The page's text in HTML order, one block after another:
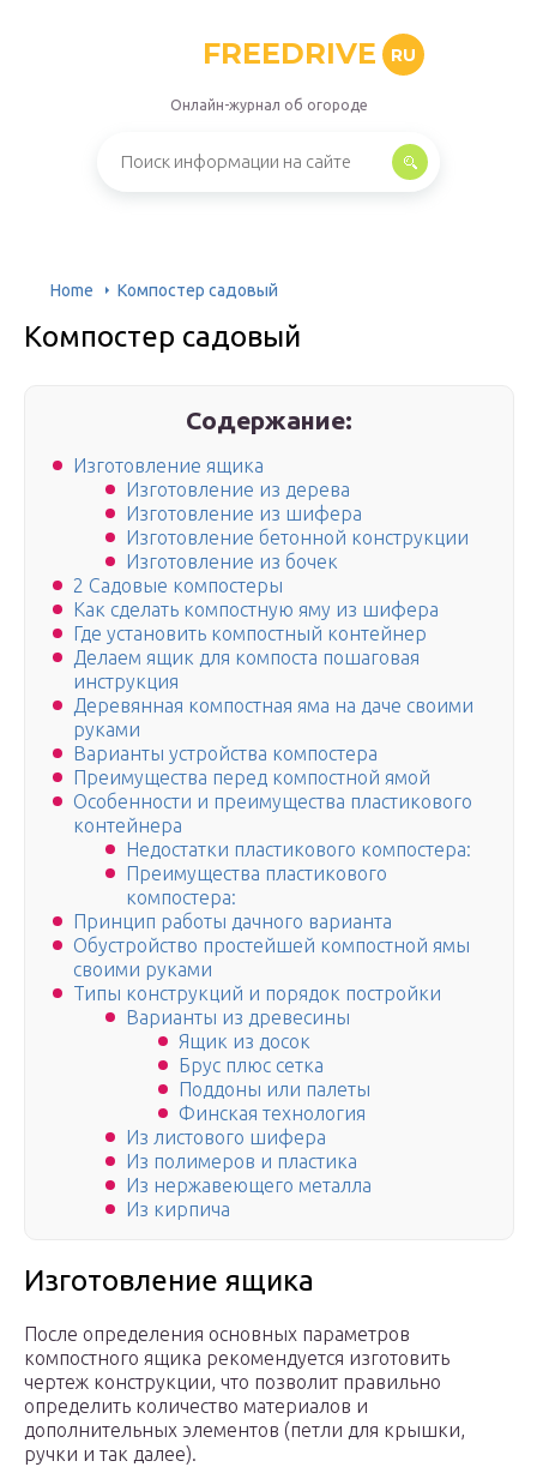
FREEDRIVE RU
Онлайн-журнал об огороде
Home Компостер садовый
Компостер садовый
Содержание:
Изготовление ящика
Изготовление из дерева
Изготовление из шифера
Изготовление бетонной конструкции
Изготовление из бочек
2 Садовые компостеры
Как сделать компостную яму из шифера
Где установить компостный контейнер
Делаем ящик для компоста пошаговая
инструкция
Деревянная компостная яма на даче своими
руками
Варианты устройства компостера
Преимущества перед компостной ямой
Особенности и преимущества пластикового
контейнера
Недостатки пластикового компостера:
Преимущества пластикового
компостера:
Принцип работы дачного варианта
Обустройство простейшей компостной ямы
своими руками
Типы конструкций и порядок постройки
Варианты из древесины
Ящик из досок
Брус плюс сетка
Поддоны или палеты
Финская технология
Из листового шифера
Из полимеров и пластика
Из нержавеющего металла
Из кирпича
Изготовление ящика
После определения основных параметров
компостного ящика рекомендуется изготовить
чертеж конструкции, что позволит правильно
определить количество материалов и
дополнительных элементов (петли для крышки,
ручки и так далее).